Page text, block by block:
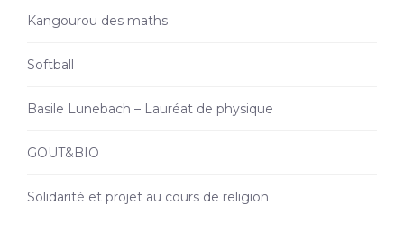
Kangourou des maths
Softball
Basile Lunebach – Lauréat de physique
GOUT&BIO
Solidarité et projet au cours de religion